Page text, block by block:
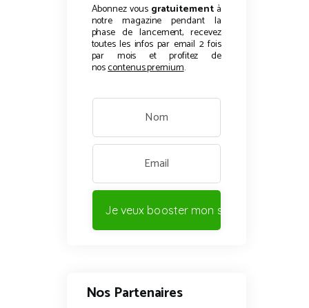
Abonnez vous gratuitementà
notre magazine pendant la
phase de lancement, recevez
toutes les infos par email 2 fois
par mois et profitez de
noscontenus premium.
Je veux booster mon site !
Nos Partenaires